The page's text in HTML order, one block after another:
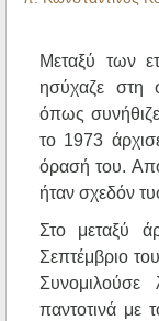
Μεταξύ των
ησύχαζε στη
όπως
το 1973
όρασή του.
ήταν σχεδόν
Στο μεταξύ
Σεπτέμβριο
παντοτινά με